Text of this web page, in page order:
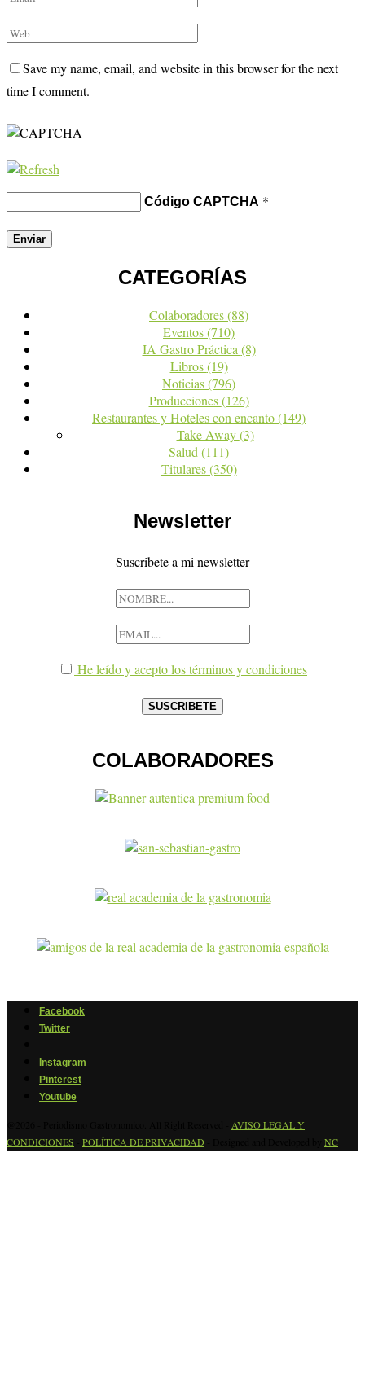
Save my name, email, and website in this browser for the next
time I comment.
Código CAPTCHA *
CATEGORÍAS
Colaboradores(88)
Eventos(710)
IA Gastro Práctica(8)
Libros(19)
Noticias(796)
Producciones(126)
Restaurantes y Hoteles con encanto(149)
Take Away(3)
Salud(111)
Titulares(350)
Newsletter
Suscribete a mi newsletter
He leído y acepto los términos y condiciones
COLABORADORES
Facebook
Twitter
Instagram
Pinterest
Youtube
AVISO LEGAL Y
CONDICIONES
POLÍTICA DE PRIVACIDAD NC